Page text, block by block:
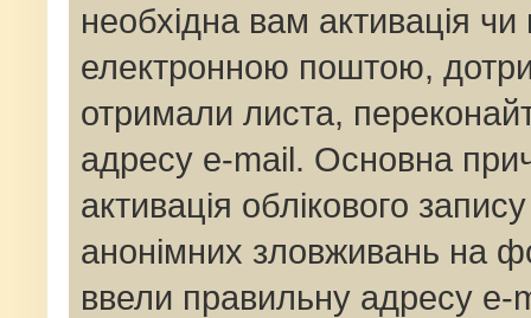
необхідна вам активація
електронною поштою,
отримали листа,
адресу e-mail. Основна
активація облікового
анонімних зловживань на
ввели правильну адресу e-